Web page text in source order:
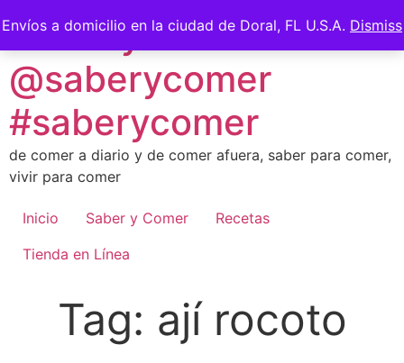
Envíos a domicilio en la ciudad de Doral, FL U.S.A. Dismiss
to
content
Saber y Comer -
@saberycomer
#saberycomer
de comer a diario y de comer afuera, saber para comer,
vivir para comer
Inicio Saber y Comer
Recetas
Tienda en Línea
Tag: ají rocoto